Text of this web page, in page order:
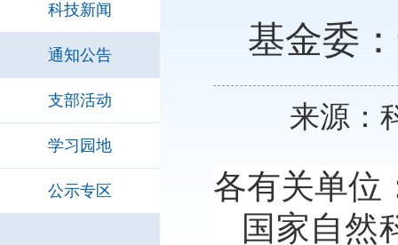
科技新闻
通知公告
支部活动
学习园地
公示专区
基金委
来源：
各有关单位
国家自然